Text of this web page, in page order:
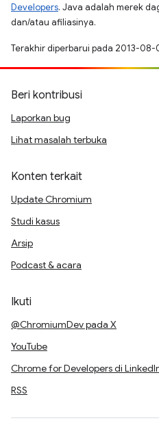
Developers. Java adalah merek
dan/atau afiliasinya.
Terakhir diperbarui pada 2013-08-
Beri kontribusi
Laporkan bug
Lihat masalah terbuka
Konten terkait
Update Chromium
Studi kasus
Arsip
Podcast & acara
Ikuti
@ChromiumDev pada X
YouTube
Chrome for Developers di
RSS